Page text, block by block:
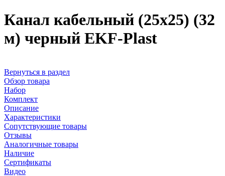
Канал кабельный (25х25) (32
м) черный EKF-Plast
Вернуться в раздел
Обзор товара
Набор
Комплект
Описание
Характеристики
Сопутствующие товары
Отзывы
Аналогичные товары
Наличие
Сертификаты
Видео